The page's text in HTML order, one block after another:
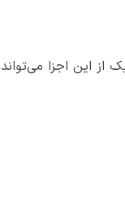
از این اجزا می‌تواند